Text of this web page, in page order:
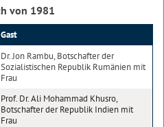
von 1981
Gast
Dr. Jon Rambu, Botschafter der
Sozialistischen Republik Rumänien mit
Frau
Prof. Dr. Ali Mohammad Khusro,
Botschafter der Republik Indien mit
Frau